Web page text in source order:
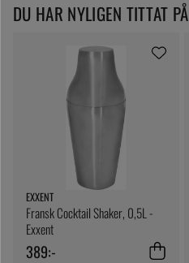
DU HAR NYLIGEN TITTAT PÅ
EXXENT
Fransk Cocktail Shaker, 0,5L -
Exxent
389:-